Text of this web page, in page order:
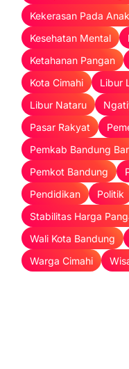
Kekerasan Pada Anak
Kesehatan Mental
Ketahanan Pangan
Kota Cimahi
Libur
Libur Nataru
Pasar Rakyat
Pemkab Bandung
Pemkot Bandung
Pendidikan
Politik
Stabilitas Harga
Wali Kota Bandung
Warga Cimahi